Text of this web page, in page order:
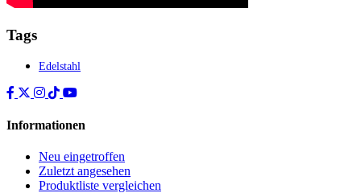
Tags
Edelstahl
Informationen
Neu eingetroffen
Zuletzt angesehen
Produktliste vergleichen